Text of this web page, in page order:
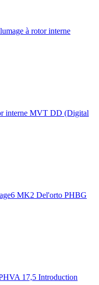
à rotor interne
interne MVT DD (Digital
MK2 Del'orto PHBG
17,5 Introduction